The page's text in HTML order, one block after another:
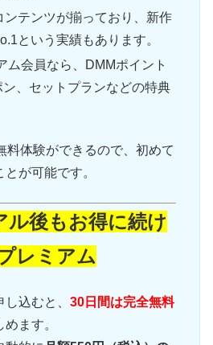
ンテンツが揃っており、新作
という実績もあります。
ム会員なら、DMMポイント
、セットプランなどの特典
料体験ができるので、初めて
が可能です。
ル後もお得に続け
レミアム
込むと、 30日間は完全無料
ます。